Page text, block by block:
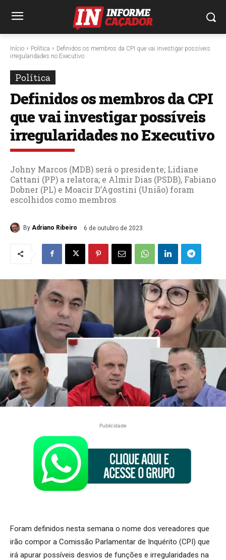
Início Política
Definidos os membros da CPI que vai investigar possíveis
irregularidades no Executivo
Política
Definidos os membros da CPI
que vai investigar possíveis
irregularidades no Executivo
Johny Marcos (MDB) será o presidente; Lidiane
Cattani (PP) a relatora; e Almir Dias (PSDB), Fabiano
Dobner (PL) e Moacir D’Agostini (União) foram
escolhidos como membros
By Adriano Ribeiro 6 de outubro de 2023
Publicidade
Foram definidos nesta semana o nome dos vereadores que
irão compor a Comissão Parlamentar de Inquérito (CPI) que
irá apurar possíveis desvios de funções e irregularidades na